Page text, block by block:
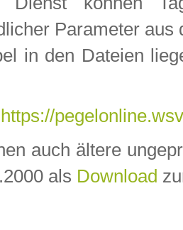
Parameter aus
in den Dateien
https://
auch ältere
als Download